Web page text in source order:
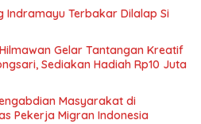
Indramayu Terbakar Dilalap Si
Gelar Tantangan Kreatif
Sediakan Hadiah Rp10 Juta
Masyarakat di
Pekerja Migran Indonesia